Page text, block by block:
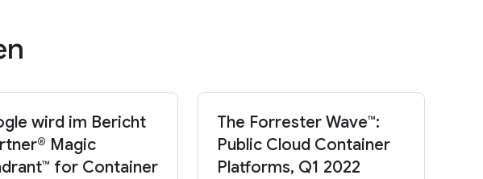
wird im Bericht
Magic
for Container
The Forrester Wave™:
Public Cloud Container
Platforms, Q1 2022